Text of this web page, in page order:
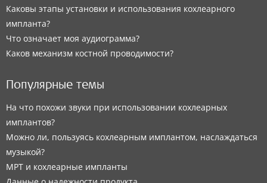
Каковы этапы установки и использования кохлеарного
импланта?
Что означает моя аудиограмма?
Каков механизм костной проводимости?
Популярные темы
На что похожи звуки при использовании кохлеарных
имплантов?
Можно ли, пользуясь кохлеарным имплантом, наслаждаться
музыкой?
МРТ и кохлеарные импланты